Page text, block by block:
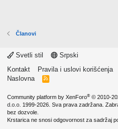
Članovi
Svetli stil
Srpski
Kontakt
Pravila i uslovi korišćenja
Naslovna
R
Community platform by XenForo® © 2010-
d.o.o. 1999-2026. Sva prava zadržana.
bez dozvole.
Krstarica ne snosi odgovornost za sadržaj